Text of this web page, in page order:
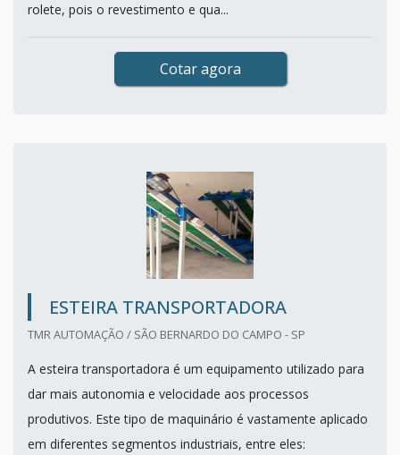
rolete, pois o revestimento e qua...
Cotar agora
ESTEIRA TRANSPORTADORA
TMR AUTOMAÇÃO / SÃO BERNARDO DO CAMPO - SP
A esteira transportadora é um equipamento utilizado para
dar mais autonomia e velocidade aos processos
produtivos. Este tipo de maquinário é vastamente aplicado
em diferentes segmentos industriais, entre eles: